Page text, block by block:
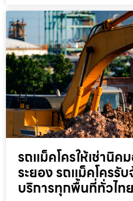
รถแม็คโครให้เช่านิค
ระยอง รถแม็คโครรับ
บริการทุกพื้นที่ทั่วไท